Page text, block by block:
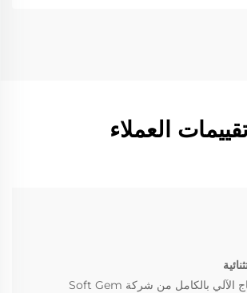
العملاء
لقد قام خط الإنتاج الآلي بالكامل من شركة Soft Gem